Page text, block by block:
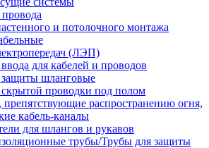
и потолочного монтажа
(ЛЭП)
для кабелей и проводов
шланговые
проводки под полом
распространению огня,
кабель-каналы
для шлангов и рукавов
трубы/Трубы для защиты